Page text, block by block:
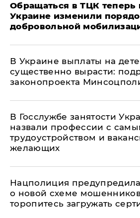
Обращаться в ТЦК теперь
Украине изменили
добровольной
В Украине выплаты на
существенно вырасти:
законопроекта
В Госслужбе занятости
назвали профессии с
трудоустройством и
желающих
Нацполиция
о новой схеме
торопитесь загружать